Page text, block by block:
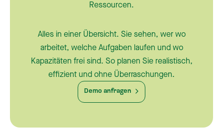
Ressourcen.
Alles in einer Übersicht. Sie sehen, wer wo
arbeitet, welche Aufgaben laufen und wo
Kapazitäten frei sind. So planen Sie realistisch,
effizient und ohne Überraschungen.
Demo anfragen